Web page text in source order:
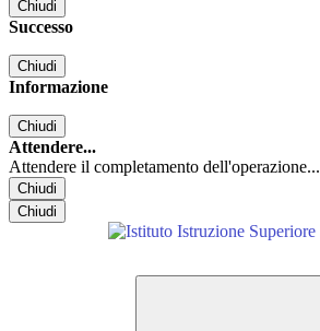
Chiudi
Successo
Chiudi
Informazione
Chiudi
Attendere...
Attendere il completamento dell'operazione...
Chiudi
Chiudi